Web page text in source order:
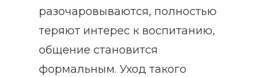
разочаровываются, полностью
теряют интерес к воспитанию,
общение становится
формальным. Уход такого